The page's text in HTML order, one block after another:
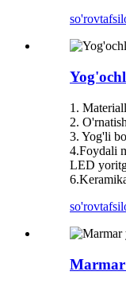
so'rov
1.
2.
3. Yog'li
4.Foydali
LED
so'rov
Marmar